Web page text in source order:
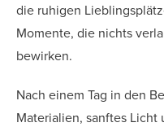
die ruhigen
Momente, die nichts
bewirken.
Nach einem Tag in den
Materialien, sanftes Licht